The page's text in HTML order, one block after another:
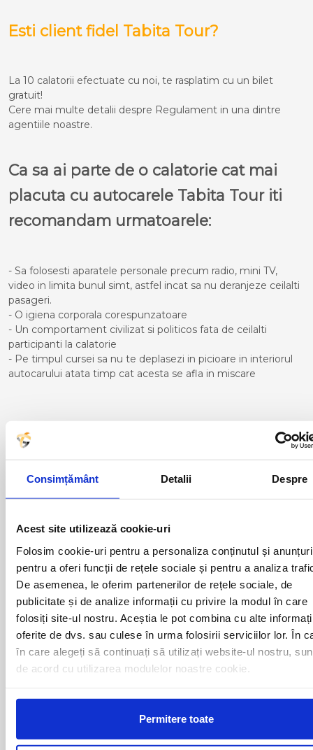
Consimțământ Detalii Despre
Acest site utilizează cookie-uri
Folosim cookie-uri pentru a personaliza conținutul și
pentru a oferi funcții de rețele sociale și pentru a analiza
De asemenea, le oferim partenerilor de rețele sociale, de
publicitate și de analize informații cu privire la modul în care
folosiți site-ul nostru. Aceștia le pot combina cu alte
oferite de dvs. sau culese în urma folosirii serviciilor lor. În
în care alegeți să continuați să utilizați website-ul nostru,
de acord cu utilizarea modulelor noastre cookie.
Permitere toate
Esti client fidel Tabita Tour?
La 10 calatorii efectuate cu noi, te rasplatim cu un bilet
gratuit!
Cere mai multe detalii despre Regulament in una dintre
agentiile noastre.
Ca sa ai parte de o calatorie cat mai
placuta cu autocarele Tabita Tour iti
recomandam urmatoarele:
- Sa folosesti aparatele personale precum radio, mini TV,
video in limita bunul simt, astfel incat sa nu deranjeze ceilalti
pasageri.
- O igiena corporala corespunzatoare
- Un comportament civilizat si politicos fata de ceilalti
participanti la calatorie
- Pe timpul cursei sa nu te deplasezi in picioare in interiorul
autocarului atata timp cat acesta se afla in miscare
Curse din Romania catre Bilbao:
ACAS
ADJUD
ALESD
ARAD
BACAU
BAIA MARE
BAILE HERCULANE
BAILESTI
BALS-IS
BALS-OT
BARCA
BARLAD
BECLEAN
BLAJ
LUGOJ
MAGLAVIT
MIZIL
MOTCA
NUSFALAU
OLTENITA
ONESTI
ORADEA
ORSOVA
PASCANI
PERICEI
PERISOR
PIATRA NEAMT
PISCU VECHI
PLOIESTI